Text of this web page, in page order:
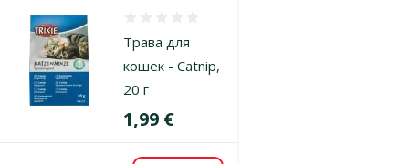
Трава для
кошек - Catnip,
20 г
Цена
1,99 €